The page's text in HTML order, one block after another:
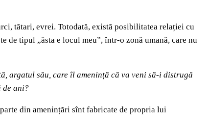
tătari, evrei. Totodată, există posibilitatea relației cu
de tipul „ăsta e locul meu”, într-o zonă umană, care nu
argatul său, care îl amenință că va veni să-i distrugă
de ani?
din amenințări sînt fabricate de propria lui